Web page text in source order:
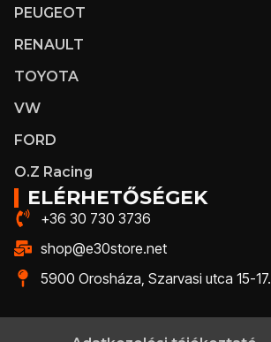
PEUGEOT
RENAULT
TOYOTA
VW
FORD
O.Z Racing
ELÉRHETŐSÉGEK
+36 30 730 3736
shop@e30store.net
5900 Orosháza, Szarvasi utca 15-17.